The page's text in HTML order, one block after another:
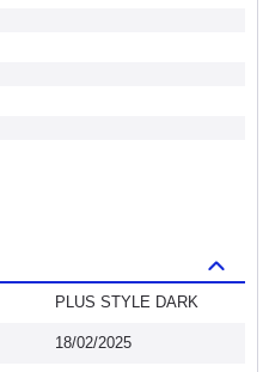
PLUS STYLE DARK
18/02/2025